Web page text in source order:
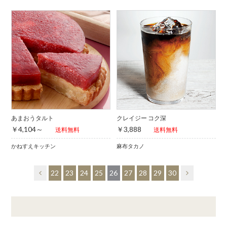
あまおうタルト
￥4,104～ 送料無料
かねすえキッチン
クレイジー コク深
￥3,888 送料無料
麻布タカノ
22 23 24 25 26 27 28 29 30